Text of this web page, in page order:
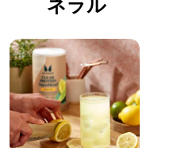
ネラル